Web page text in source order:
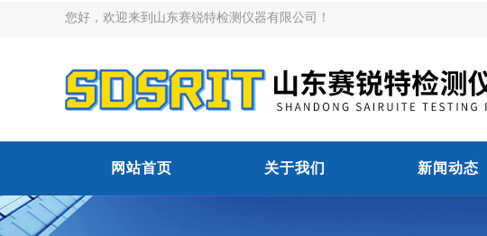
您好，欢迎来到山东赛锐特检测仪器有限公司！
网站首页 关于我们 新闻动态